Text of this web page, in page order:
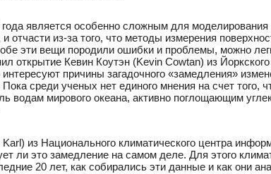
является особенно сложным для моделирования
и отчасти из-за того, что методы измерения
эти вещи породили ошибки и проблемы, можно
открытие Кевин Коутэн (Kevin Cowtan) из
причины загадочного «замедления»
Пока среди ученых нет единого мнения на счет того,
водам мирового океана, активно поглощающим
из Национального климатического центра
ли это замедление на самом деле. Для этого
20 лет, как собирались эти данные и как они